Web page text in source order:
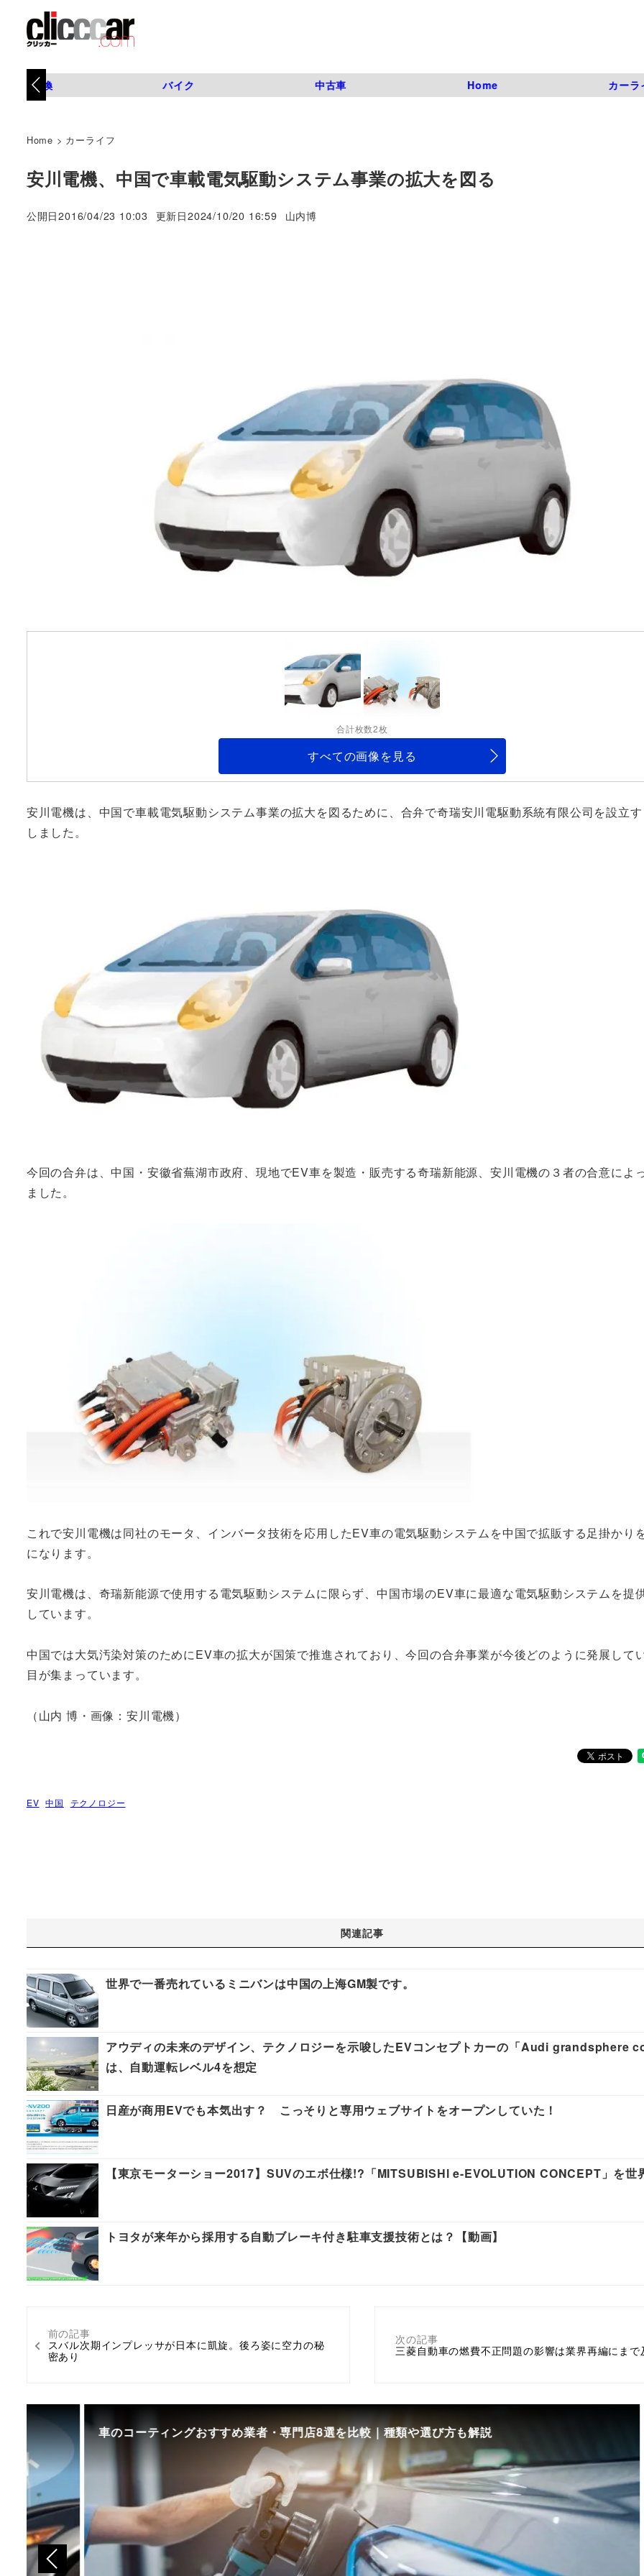
タイヤ交換 バイク 中古車 Home カーラ
Home > カーライフ
安川電機、中国で車載電気駆動システム事業の拡大を図る
公開日2016/04/23 10:03 更新日2024/10/20 16:59
著
山内博
合計枚数2枚
すべての画像を見る
安川電機は、中国で車載電気駆動システム事業の拡大を図るために、合弁で奇瑞安川電駆動系統有限公司を設立
しました。
今回の合弁は、中国・安徽省蕪湖市政府、現地でEV車を製造・販売する奇瑞新能源、安川電機の３者の合意によ
ました。
これで安川電機は同社のモータ、インバータ技術を応用したEV車の電気駆動システムを中国で拡販する足掛かり
になります。
安川電機は、奇瑞新能源で使用する電気駆動システムに限らず、中国市場のEV車に最適な電気駆動システムを提
しています。
中国では大気汚染対策のためにEV車の拡大が国策で推進されており、今回の合弁事業が今後どのように発展して
目が集まっています。
（山内 博・画像：安川電機）
EV 中国 テクノロジー
前の記事
スバル次期インプレッサが日本に凱旋。後ろ姿に空力の秘
密あり
次の記事
三菱自動車の燃費不正問題の影響は業界再編にまで
関連記事
世界で一番売れているミニバンは中国の上海GM製です。
アウディの未来のデザイン、テクノロジーを示唆したEVコンセプトカーの「Audi grandsphere
は、自動運転レベル4を想定
日産が商用EVでも本気出す？ こっそりと専用ウェブサイトをオープンしていた！
【東京モーターショー2017】SUVのエボ仕様!?「MITSUBISHl e-EVOLUTION CONCEPT」を世
トヨタが来年から採用する自動ブレーキ付き駐車支援技術とは？【動画】
車のコーティングおすすめ業者・専門店8選を比較｜種類や選び方も解説